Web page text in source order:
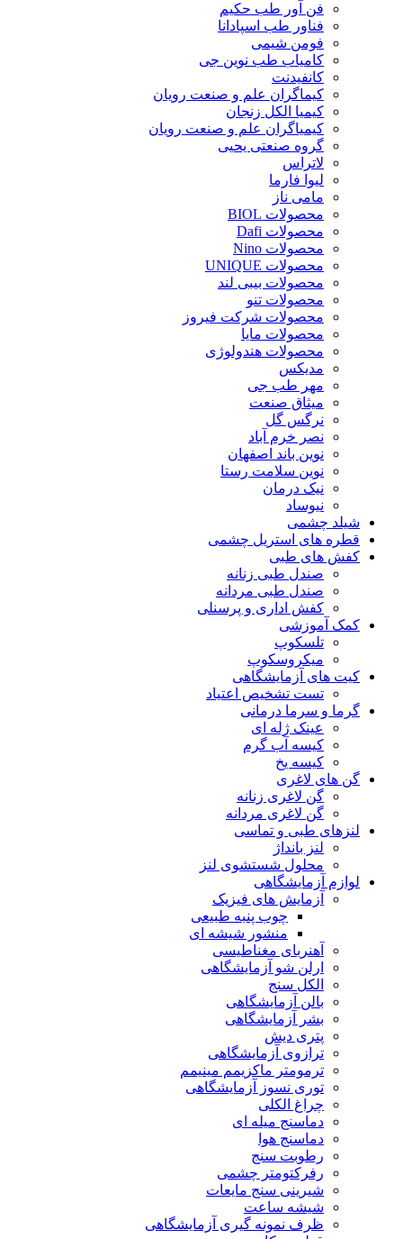
فن آور طب حکیم
فناور طب اسپادانا
فومن شیمی
کامیاب طب نوین جی
کانفیدنت
کیماگران علم و صنعت رویان
کیمیا الکل زنجان
کیمیاگران علم و صنعت رویان
گروه صنعتی یحیی
لاتراس
لیوا فارما
مامی ناز
محصولات BIOL
محصولات Dafi
محصولات Nino
محصولات UNIQUE
محصولات بیبی لند
محصولات تنو
محصولات شرکت فیروز
محصولات مایا
محصولات هندولوژی
مدیکس
مهر طب جی
میثاق صنعت
نرگس گل
نصر خرم آباد
نوین باند اصفهان
نوین سلامت رستا
نیک درمان
نیوساد
شیلد چشمی
قطره های استریل چشمی
کفش های طبی
صندل طبی زنانه
صندل طبی مردانه
کفش اداری و پرسنلی
کمک آموزشی
تلسکوپ
میکروسکوپ
کیت های آزمایشگاهی
تست تشخیص اعتیاد
گرما و سرما درمانی
عینک ژله ای
کیسه آب گرم
کیسه یخ
گن های لاغری
گن لاغری زنانه
گن لاغری مردانه
لنزهای طبی و تماسی
لنز بانداژ
محلول شستشوی لنز
لوازم آزمایشگاهی
آزمایش های فیزیک
چوب پنبه طبیعی
منشور شیشه ای
آهنربای مغناطیسی
ارلن شو آزمایشگاهی
الکل سنج
بالن آزمایشگاهی
بشر آزمایشگاهی
پتری دیش
ترازوی آزمایشگاهی
ترمومتر ماکزیمم مینیمم
توری نسوز آزمایشگاهی
چراغ الکلی
دماسنج میله ای
دماسنج هوا
رطوبت سنج
رفرکتومتر چشمی
شیرینی سنج مایعات
شیشه ساعت
ظرف نمونه گیری آزمایشگاهی